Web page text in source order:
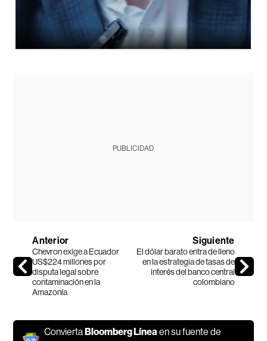
PUBLICIDAD
Anterior
Chevron exige a Ecuador
US$224 millones por
disputa legal sobre
contaminación en la
Amazonía
Siguiente
El dólar barato entra de lleno
en la estrategia de tasas de
interés del banco central
colombiano
ConviertaBloomberg Líneaen su fuente de